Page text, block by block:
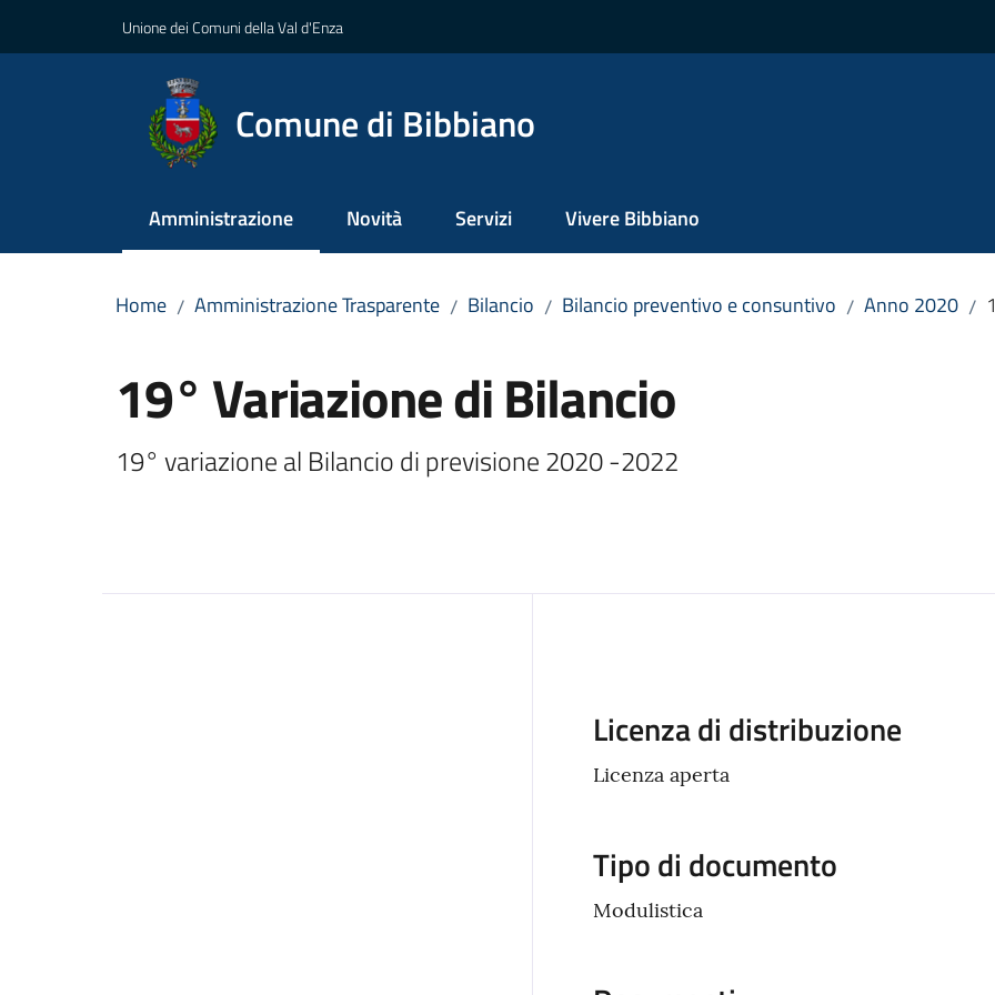
Unione dei Comuni della Val d'Enza
Comune di Bibbiano
Amministrazione
Menu selezionato Novità Servizi Vivere Bibbiano
Home / Amministrazione Trasparente / Bilancio / Bilancio preventivo e consuntivo / Anno 2020 /
19° Variazione di Bilancio
19° variazione al Bilancio di previsione 2020 -2022
Descrizione
Licenza di distribuzione
Licenza aperta
Tipo di documento
Modulistica